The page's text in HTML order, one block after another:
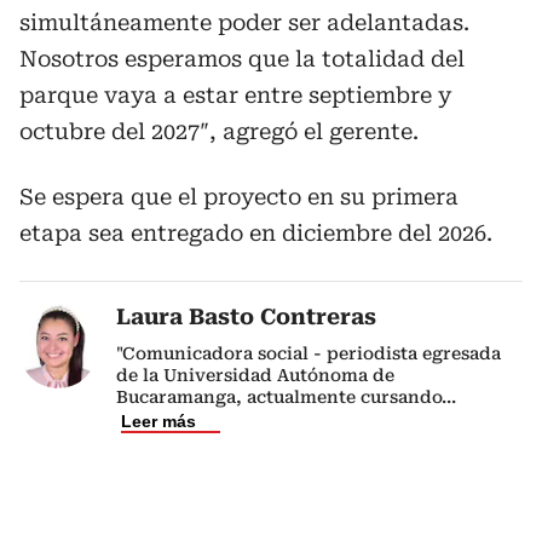
simultáneamente poder ser adelantadas.
Nosotros esperamos que la totalidad del
parque vaya a estar entre septiembre y
octubre del 2027″, agregó el gerente.
Se espera que el proyecto en su primera
etapa sea entregado en diciembre del 2026.
Laura Basto Contreras
"Comunicadora social - periodista egresada
de la Universidad Autónoma de
Bucaramanga, actualmente cursando...
Leer más